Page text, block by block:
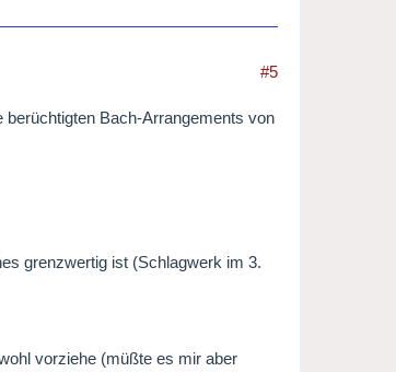
#5
Bach-Arrangements von
grenzwertig ist (Schlagwerk im 3.
vorziehe (müßte es mir aber